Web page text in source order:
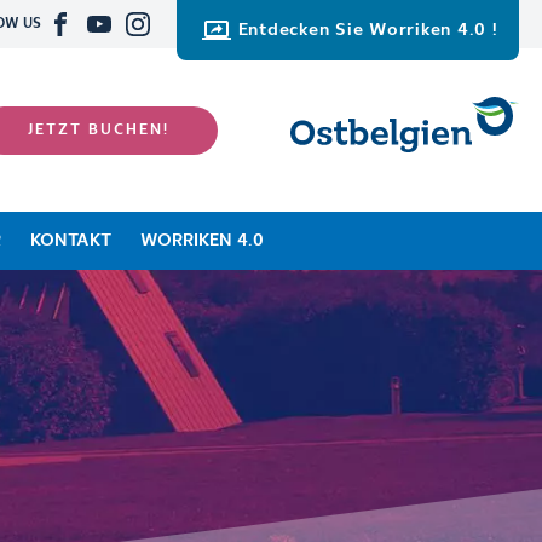
US Entdecken Sie Worriken 4.0 !
JETZT BUCHEN!
KONTAKT WORRIKEN 4.0